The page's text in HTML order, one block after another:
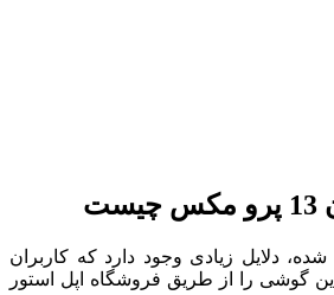
دلایل زیادی وجود دارد که کاربران
گوشی را از طریق فروشگاه اپل استور